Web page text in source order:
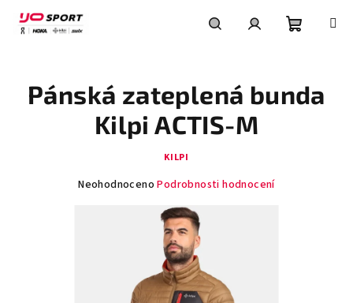
obsah
košík
Pánská zateplená bunda
Kilpi ACTIS-M
KILPI
Průměrné
hvězdiček.
Neohodnoceno Podrobnosti hodnocení